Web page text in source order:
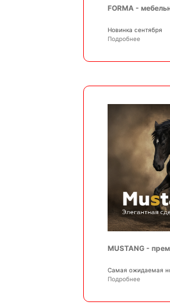
FORMA -
Новинка сентября
Подробнее
MUSTANG -
Самая ожидаемая
Подробнее